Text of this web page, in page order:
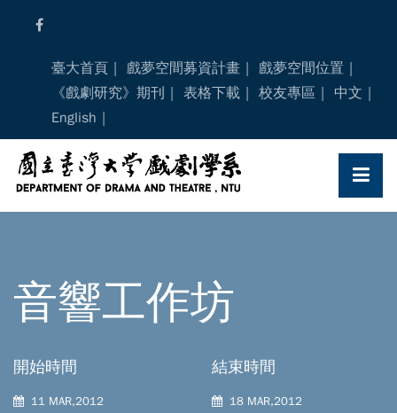
臺大首頁 戲夢空間募資計畫
戲夢空間位置
《戲劇研究》期刊
表格下載 校友專區
中文
English
音響工作坊
開始時間
11 MAR,2012
結束時間
18 MAR,2012